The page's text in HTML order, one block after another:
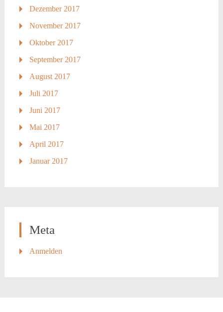
Dezember 2017
November 2017
Oktober 2017
September 2017
August 2017
Juli 2017
Juni 2017
Mai 2017
April 2017
Januar 2017
Meta
Anmelden